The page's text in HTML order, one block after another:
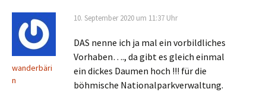
wanderbäri
n
10. September 2020 um 11:37 Uhr
DAS nenne ich ja mal ein vorbildliches
Vorhaben…., da gibt es gleich einmal
ein dickes Daumen hoch !!! für die
böhmische Nationalparkverwaltung.